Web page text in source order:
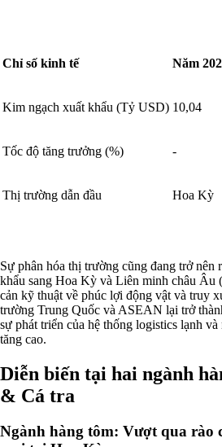
Chỉ số kinh tế Năm
Kim ngạch xuất khẩu (Tỷ USD) 10,04
Tốc độ tăng trưởng (%) -
Thị trường dẫn đầu Hoa Kỳ
Sự phân hóa thị trường cũng đang trở nên
khẩu sang Hoa Kỳ và Liên minh châu Âu
cản kỹ thuật về phúc lợi động vật và truy
trường Trung Quốc và ASEAN lại trở
sự phát triển của hệ thống logistics lạnh
tăng cao.
Diễn biến tại hai ngành
& Cá tra
Ngành hàng tôm: Vượt qua rào